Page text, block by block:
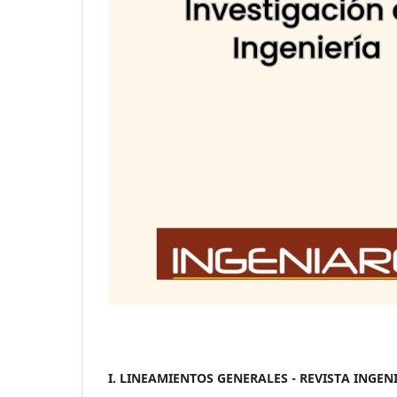
I. LINEAMIENTOS GENERALES - REVISTA